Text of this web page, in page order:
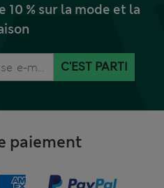
% sur la mode et la
C'EST PARTI
paiement